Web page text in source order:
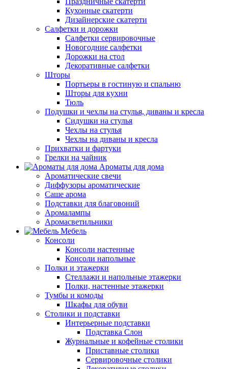
Кухонные скатерти
Дизайнерские скатерти
Салфетки и дорожки
Салфетки сервировочные
Новогодние салфетки
Дорожки на стол
Декоративные салфетки
Шторы
Портьеры в гостиную и спальню
Шторы для кухни
Тюль
Подушки и чехлы на стулья, диваны и кресла
Сидушки на стулья
Чехлы на стулья
Чехлы на диваны и кресла
Прихватки и фартуки
Грелки на чайник
Ароматы для дома
Ароматические свечи
Диффузоры ароматические
Саше арома
Подставки для благовоний
Аромалампы
Аромасветильники
Мебель
Консоли
Консоли настенные
Консоли напольные
Полки и этажерки
Стеллажи и напольные этажерки
Полки, настенные этажерки
Тумбы и комоды
Шкафы для обуви
Столики и подставки
Интерьерные подставки
Подставка Слон
Журнальные и кофейные столики
Приставные столики
Сервировочные столики